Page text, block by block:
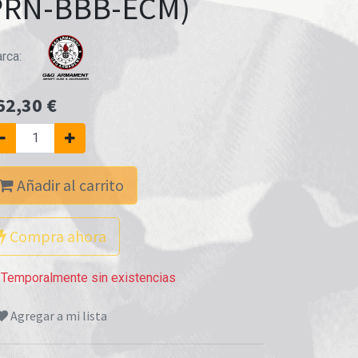
BBB-ECM)
€
Añadir al carrito
Compra ahora
sin existencias
Agregar a mi lista